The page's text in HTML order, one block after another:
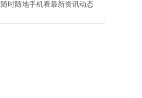
随时随地手机看最新资讯动态